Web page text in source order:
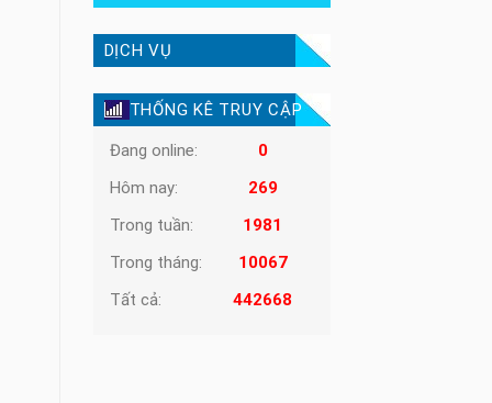
DỊCH VỤ
THỐNG KÊ TRUY CẬP
Đang online:
0
Hôm nay:
269
Trong tuần:
1981
Trong tháng:
10067
Tất cả:
442668